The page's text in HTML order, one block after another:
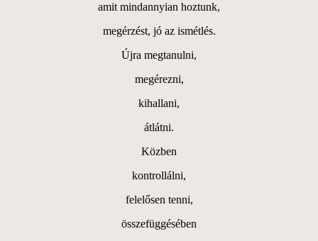
amit mindannyian hoztunk,
megérzést, jó az ismétlés.
Újra megtanulni,
megérezni,
kihallani,
átlátni.
Közben
kontrollálni,
felelősen tenni,
összefüggésében